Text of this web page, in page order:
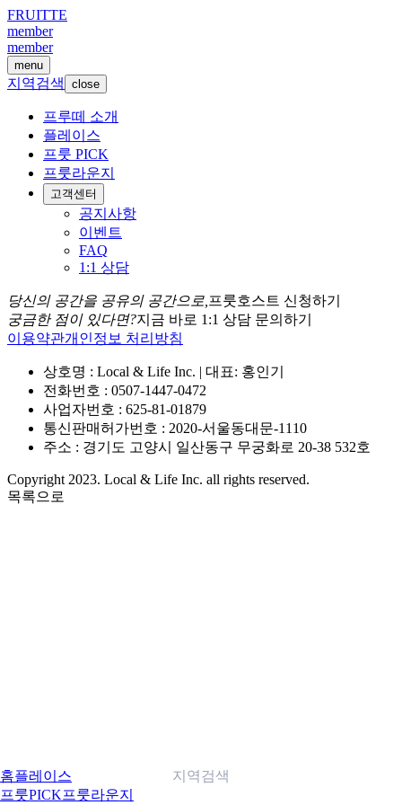
FRUITTE
member
member
menu
지역검색 close
프루떼 소개
플레이스
프룻 PICK
프룻라운지
고객센터
공지사항
이벤트
FAQ
1:1 상담
당신의 공간을 공유의 공간으로, 프룻호스트 신청하기
궁금한 점이 있다면?지금 바로 1:1 상담 문의하기
이용약관개인정보 처리방침
상호명 : Local & Life Inc. | 대표: 홍인기
전화번호 : 0507-1447-0472
사업자번호 : 625-81-01879
통신판매허가번호 : 2020-서울동대문-1110
주소 : 경기도 고양시 일산동구 무궁화로 20-38 532호
Copyright 2023. Local & Life Inc. all rights reserved.
목록으로
홈플레이스
프룻PICK프룻라운지
지역검색